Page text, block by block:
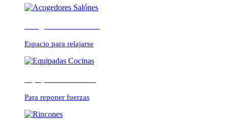
Espacio para relajarse
Para reponer fuerzas